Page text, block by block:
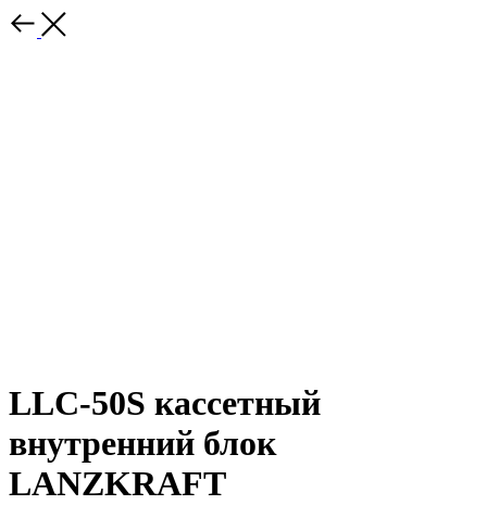
LLC-50S кассетный
внутренний блок
LANZKRAFT